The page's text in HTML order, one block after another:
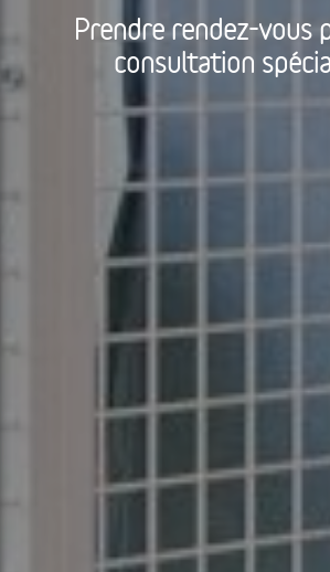
Prendre rendez-vous
consultation